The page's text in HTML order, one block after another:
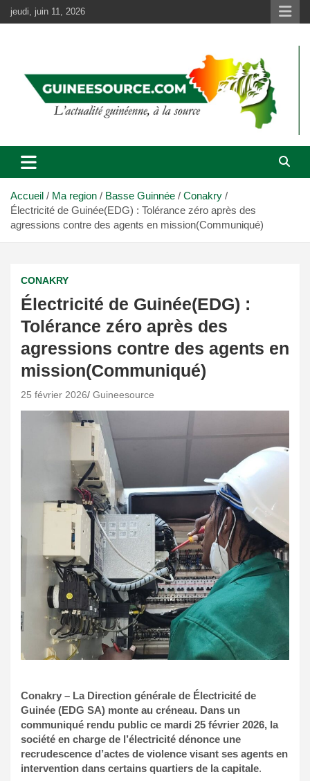
Aller
au
jeudi, juin 11, 2026
Accueil Ma region Basse Guinnée
Conakry
Électricité de Guinée(EDG) : Tolérance zéro après des
agressions contre des agents en mission(Communiqué)
CONAKRY
Électricité de Guinée(EDG) :
Tolérance zéro après des
agressions contre des agents en
mission(Communiqué)
25 février 2026 Guineesource
Conakry – La Direction générale de Électricité de
Guinée (EDG SA) monte au créneau. Dans un
communiqué rendu public ce mardi 25 février 2026, la
société en charge de l’électricité dénonce une
recrudescence d’actes de violence visant ses agents en
intervention dans certains quartiers de la capitale.